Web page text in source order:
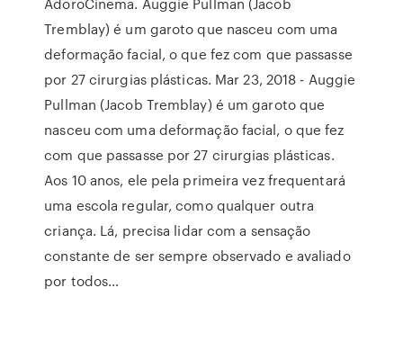
Tremblay) é um garoto que nasceu com uma
deformação facial, o que fez com que passasse
por 27 cirurgias plásticas. Mar 23, 2018 - Auggie
Pullman (Jacob Tremblay) é um garoto que
nasceu com uma deformação facial, o que fez
com que passasse por 27 cirurgias plásticas.
Aos 10 anos, ele pela primeira vez frequentará
uma escola regular, como qualquer outra
criança. Lá, precisa lidar com a sensação
constante de ser sempre observado e avaliado
por todos…